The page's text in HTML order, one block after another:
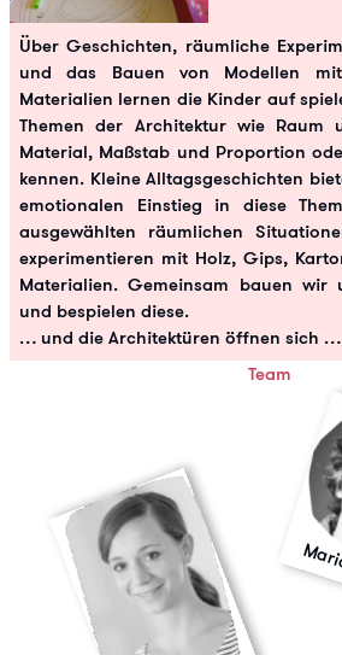
Über Geschichten, räumliche
und das Bauen von Modellen mit
Materialien lernen die Kinder auf
Themen der Architektur wie Raum
Material, Maßstab und Proportion
kennen. Kleine Alltagsgeschichten
emotionalen Einstieg in diese
ausgewählten räumlichen
experimentieren mit Holz, Gips,
Materialien. Gemeinsam bauen wir
und bespielen diese.
… und die Architektüren öffnen sich …
Team